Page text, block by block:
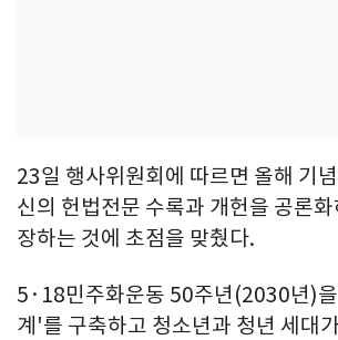
23일 행사위원회에 따르면 올해 기
신의 헌법전문 수록과 개헌을 공론
장하는 것에 초점을 맞췄다.
5·18민주화운동 50주년(2030년)
계'를 구축하고 청소년과 청년 세대